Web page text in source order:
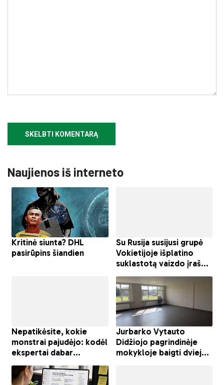
Naujienos iš interneto